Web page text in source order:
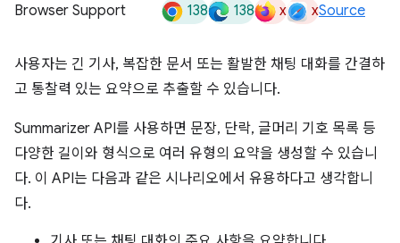
Browser Support 138 138 x xSource
사용자는 긴 기사, 복잡한 문서 또는 활발한 채팅 대화를 간결하
고 통찰력 있는 요약으로 추출할 수 있습니다.
Summarizer API를 사용하면 문장, 단락, 글머리 기호 목록 등
다양한 길이와 형식으로 여러 유형의 요약을 생성할 수 있습니
다. 이 API는 다음과 같은 시나리오에서 유용하다고 생각합니
다.